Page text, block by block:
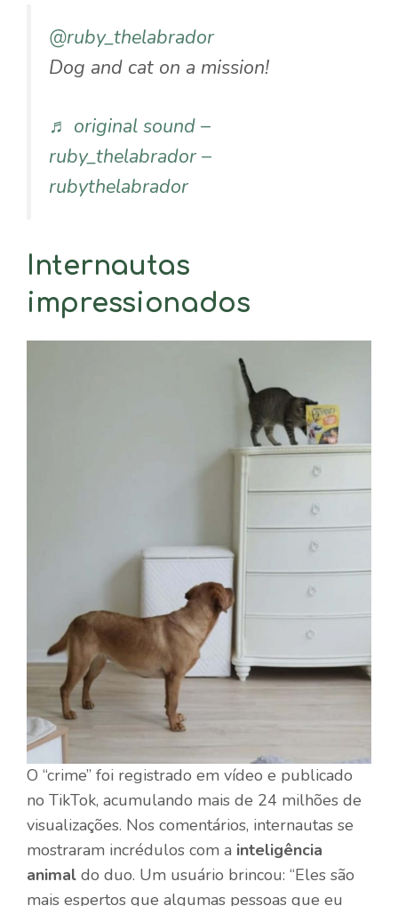
@ruby_thelabrador
Dog and cat on a mission!
♬ original sound –
ruby_thelabrador –
rubythelabrador
Internautas
impressionados
O “crime” foi registrado em vídeo e publicado
no TikTok, acumulando mais de 24 milhões de
visualizações. Nos comentários, internautas se
mostraram incrédulos com a inteligência
animal do duo. Um usuário brincou: “Eles são
mais espertos que algumas pessoas que eu